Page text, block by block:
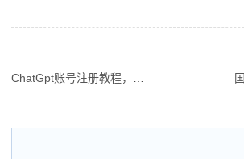
文
导